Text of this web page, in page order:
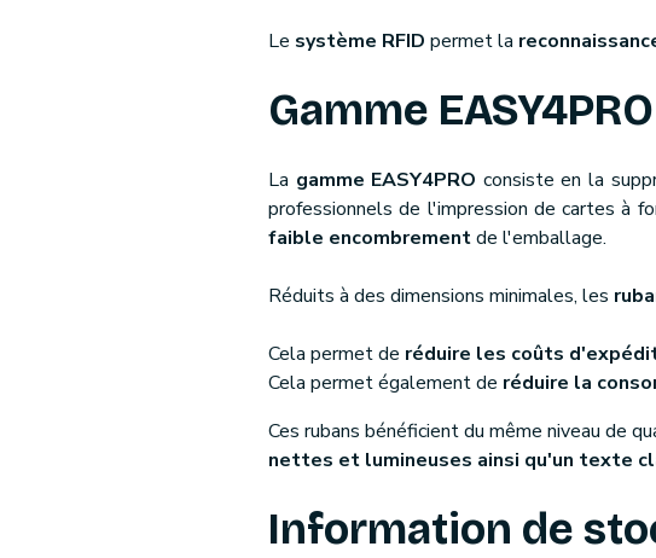
Le système RFID permet la
Gamme EASY4PRO
La gamme EASY4PRO consiste en la
professionnels de l'impression de cartes à
faible encombrementde l'emballage.
Réduits à des dimensions minimales, les
Cela permet de réduire les coûts
Cela permet également de réduire la
Ces rubans bénéficient du même niveau de
nettes et lumineuses ainsi qu'un texte
Information de